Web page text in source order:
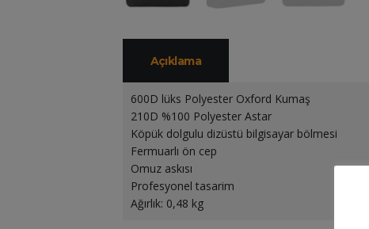
Açıklama
600D lüks Polyester Oxford Kumaş
210D %100 Polyester Astar
Köpük dolgulu dizüstü bilgisayar bölmesi
Fermuarlı ön cep
Omuz askısı
Profesyonel tasarim
Ağırlık: 0,48 kg